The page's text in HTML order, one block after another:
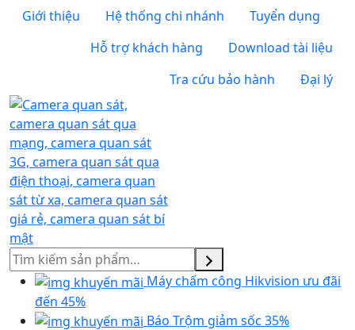
Giới thiệu Hệ thống chi nhánh
Tuyển dụng
Hỗ trợ khách hàng
Download tài liệu
Tra cứu bảo hành
Đại lý
Tìm
kiếm
Máy chấm công Hikvision ưu đãi
đến 45%
Báo Trộm giảm sốc 35%